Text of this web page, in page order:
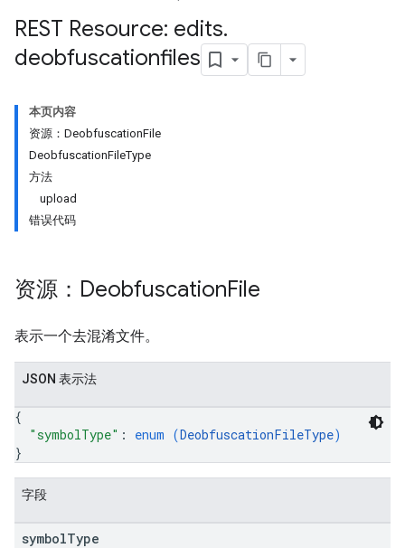
REST Resource: edits.
deobfuscationfiles
本页内容
资源：DeobfuscationFile
DeobfuscationFileType
方法
upload
错误代码
资源：DeobfuscationFile
表示一个去混淆文件。
JSON 表示法
{
"symbolType" : enum (DeobfuscationFileType)
}
字段
symbolType